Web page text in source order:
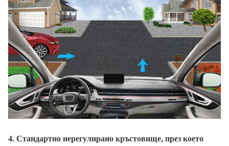
4. Стандартно нерегулирано кръстовище, през което